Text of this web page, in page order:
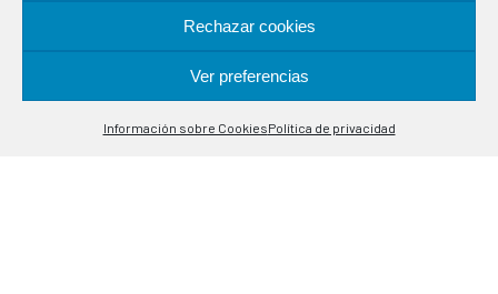
Rechazar cookies
Ver preferencias
Información sobre CookiesPolítica de privacidad
Alcalá de Guadaira, 9-11
08020 Barcelona
Contáctanos